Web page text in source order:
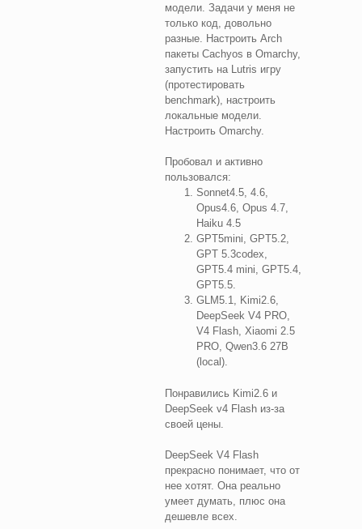
модели. Задачи у меня не
только код, довольно
разные. Настроить Arch
пакеты Cachyos в Omarchy,
запустить на Lutris игру
(протестировать
benchmark), настроить
локальные модели.
Настроить Omarchy.
Пробовал и активно
пользовался:
Sonnet4.5, 4.6,
Opus4.6, Opus 4.7,
Haiku 4.5
GPT5mini, GPT5.2,
GPT 5.3codex,
GPT5.4 mini, GPT5.4,
GPT5.5.
GLM5.1, Kimi2.6,
DeepSeek V4 PRO,
V4 Flash, Xiaomi 2.5
PRO, Qwen3.6 27B
(local).
Понравились Kimi2.6 и
DeepSeek v4 Flash из-за
своей цены.
DeepSeek V4 Flash
прекрасно понимает, что от
нее хотят. Она реально
умеет думать, плюс она
дешевле всех.